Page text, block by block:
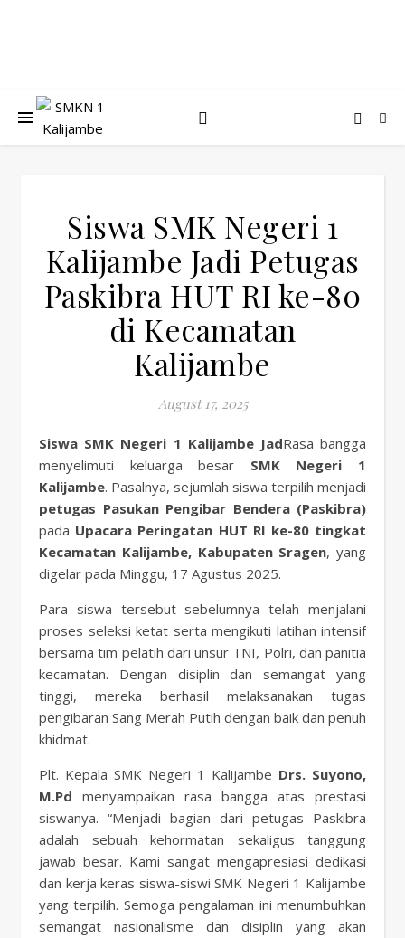
Siswa SMK Negeri 1
Kalijambe Jadi Petugas
Paskibra HUT RI ke-80
di Kecamatan
Kalijambe
August 17, 2025
Siswa SMK Negeri 1 Kalijambe JadRasa bangga
menyelimuti keluarga besar SMK Negeri 1
Kalijambe. Pasalnya, sejumlah siswa terpilih menjadi
petugas Pasukan Pengibar Bendera (Paskibra)
pada Upacara Peringatan HUT RI ke-80 tingkat
Kecamatan Kalijambe, Kabupaten Sragen, yang
digelar pada Minggu, 17 Agustus 2025.
Para siswa tersebut sebelumnya telah menjalani
proses seleksi ketat serta mengikuti latihan intensif
bersama tim pelatih dari unsur TNI, Polri, dan panitia
kecamatan. Dengan disiplin dan semangat yang
tinggi, mereka berhasil melaksanakan tugas
pengibaran Sang Merah Putih dengan baik dan penuh
khidmat.
Plt. Kepala SMK Negeri 1 Kalijambe Drs. Suyono,
M.Pd menyampaikan rasa bangga atas prestasi
siswanya. “Menjadi bagian dari petugas Paskibra
adalah sebuah kehormatan sekaligus tanggung
jawab besar. Kami sangat mengapresiasi dedikasi
dan kerja keras siswa-siswi SMK Negeri 1 Kalijambe
yang terpilih. Semoga pengalaman ini menumbuhkan
semangat nasionalisme dan disiplin yang akan